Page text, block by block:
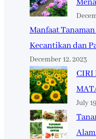
Manfaat
Kecantikan dan
December 12, 2023
CIRI
July